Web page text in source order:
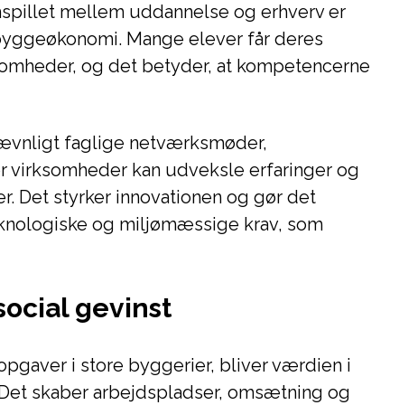
mellem uddannelse og erhverv er
Mange elever får deres
og det betyder, at kompetencerne
faglige netværksmøder,
virksomheder kan udveksle erfaringer og
Det styrker innovationen og gør det
og miljømæssige krav, som
gevinst
i store byggerier, bliver værdien i
skaber arbejdspladser, omsætning og